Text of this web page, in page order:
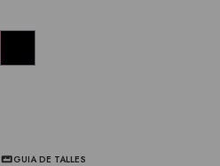
GUIA DE TALLES